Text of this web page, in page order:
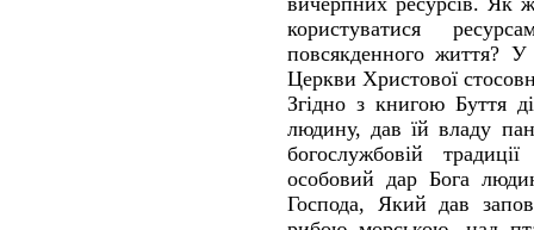
користуватися
повсякденного життя? У
Церкви Христової
Згідно з книгою Буття
людину, дав їй владу
богослужбовій
особовий дар Бога
Господа, Який дав